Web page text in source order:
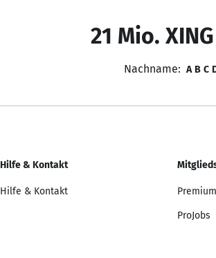
21 Mio.
Nachname: A B C
Hilfe & Kontakt
Hilfe & Kontakt Premium
ProJobs